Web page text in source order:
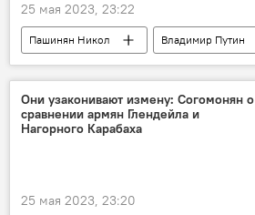
25 мая 2023, 23:22
Пашинян Никол
Владимир Путин
Ильхам Алиев
встреча
Они узаконивают измену: Согомонян о
сравнении армян Глендейла и
Нагорного Карабаха
25 мая 2023, 23:20